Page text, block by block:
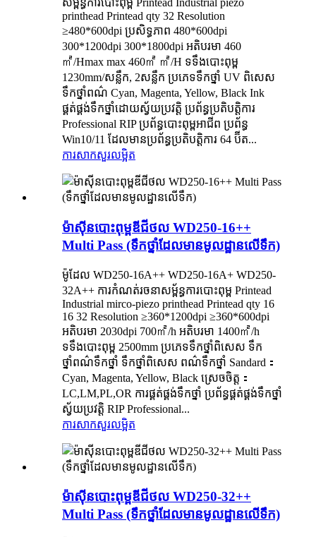
សម្ព័ន្ធការបោះពុម្ព Printead Industrial piezo
printhead Printead qty 32 Resolution
≥480*600dpi ប្រសិទ្ធភាព 480*600dpi
300*1200dpi 300*1800dpi អតិបរមា 460
㎡/Hmax max 460㎡ ㎡/H ទទឹងបោះពុម្ព
1230mm/សន្លឹក, 2សន្លឹក ប្រភេទទឹកថ្នាំ UV ពិសេស
ទឹកថ្នាំពណ៌ Cyan, Magenta, Yellow, Black Ink
ផ្គត់ផ្គង់ទឹកថ្នាំដោយស្វ័យប្រវត្តិ ប្រព័ន្ធប្រតិបត្តិការ
Professional RIP ប្រព័ន្ធបោះពុម្ពអាជីព ប្រព័ន្ធ
Win10/11 ដែលមានប្រព័ន្ធប្រតិបត្តិការ 64 ប៊ីត...
ការសាកសួរលម្អិត
ម៉ាស៊ីនបោះពុម្ពឌីជីថល WD250-16++
Multi Pass (ទឹកថ្នាំដែលមានមូលដ្ឋានលើទឹក)
ម៉ូដែល WD250-16A++ WD250-16A+ WD250-
32A++ ការកំណត់រចនាសម្ព័ន្ធការបោះពុម្ព Printead
Industrial mirco-piezo printhead Printead qty 16
16 32 Resolution ≥360*1200dpi ≥360*600dpi
អតិបរមា 2030dpi 700㎡/h អតិបរមា 1400㎡/h
ទទឹងបោះពុម្ព 2500mm ប្រភេទទឹកថ្នាំពិសេស ទឹក
ថ្នាំពណ៌ទឹកថ្នាំ ទឹកថ្នាំពិសេស ពណ៌ទឹកថ្នាំ Sandard：
Cyan, Magenta, Yellow, Black ស្រេចចិត្ត：
LC,LM,PL,OR ការផ្គត់ផ្គង់ទឹកថ្នាំ ប្រព័ន្ធផ្គត់ផ្គង់ទឹកថ្នាំ
ស្វ័យប្រវត្តិ RIP Professional...
ការសាកសួរលម្អិត
ម៉ាស៊ីនបោះពុម្ពឌីជីថល WD250-32++
Multi Pass (ទឹកថ្នាំដែលមានមូលដ្ឋានលើទឹក)